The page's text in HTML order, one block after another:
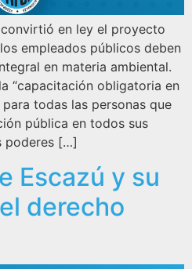
en ley el proyecto
empleados públicos deben
en materia ambiental.
“capacitación obligatoria en
todas las personas que
pública en todos sus
poderes […]
Escazú y su
derecho